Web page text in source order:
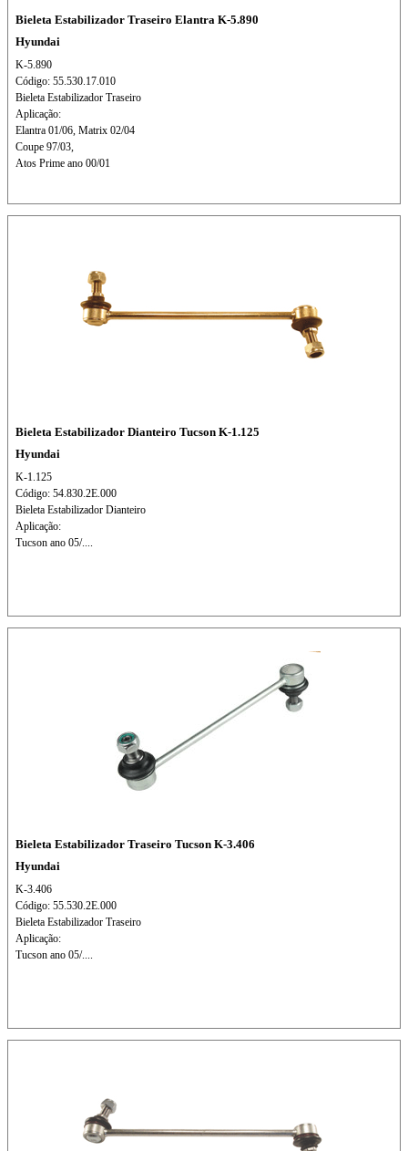
Bieleta Estabilizador Traseiro Elantra K-5.890
Hyundai
K-5.890
Código: 55.530.17.010
Bieleta Estabilizador Traseiro
Aplicação:
Elantra 01/06, Matrix 02/04
Coupe 97/03,
Atos Prime ano 00/01
Bieleta Estabilizador Dianteiro Tucson K-1.125
Hyundai
K-1.125
Código: 54.830.2E.000
Bieleta Estabilizador Dianteiro
Aplicação:
Tucson ano 05/....
Bieleta Estabilizador Traseiro Tucson K-3.406
Hyundai
K-3.406
Código: 55.530.2E.000
Bieleta Estabilizador Traseiro
Aplicação:
Tucson ano 05/....